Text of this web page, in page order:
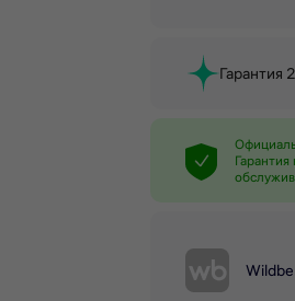
Гарантия
Гарантия